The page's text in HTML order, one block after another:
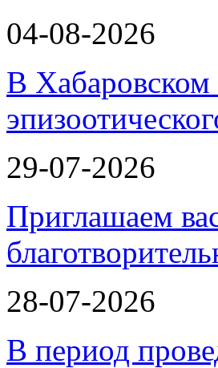
04-08-2026
В Хабаровском
29-07-2026
Приглашаем
28-07-2026
В период